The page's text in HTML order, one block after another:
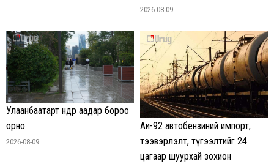
2026-08-09
Улаанбаатарт өнөөдөр аадар бороо
орно
2026-08-09
Аи-92 автобензиний импорт,
тээвэрлэлт, түгээлтийг 24
цагаар шуурхай зохион